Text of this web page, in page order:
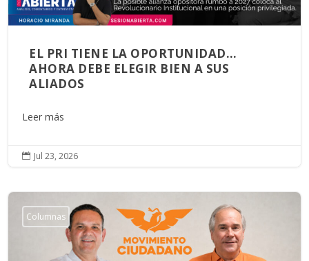
EL PRI TIENE LA OPORTUNIDAD…
AHORA DEBE ELEGIR BIEN A SUS
ALIADOS
Leer más
 Jul 23, 2026
Columnas